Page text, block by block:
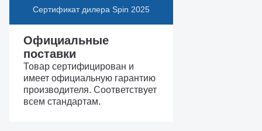
Сертификат дилера Spin 2025
Официальные
поставки
Товар сертифицирован и
имеет официальную гарантию
производителя. Соответствует
всем стандартам.